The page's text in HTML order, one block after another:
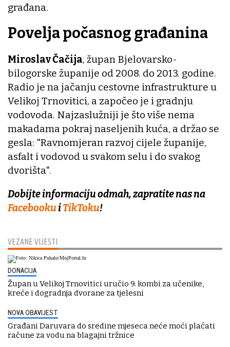
VEZANE VIJESTI
DONACIJA
Župan u Velikoj Trnovitici uručio 9. kombi za učenike,
kreće i dogradnja dvorane za tjelesni
NOVA OBAVIJEST
Građani Daruvara do sredine mjeseca neće moći plaćati
račune za vodu na blagajni tržnice
građana.
Povelja počasnog građanina
Miroslav Čačija, župan Bjelovarsko-
bilogorske županije od 2008. do 2013. godine.
Radio je na jačanju cestovne infrastrukture u
Velikoj Trnovitici, a započeo je i gradnju
vodovoda. Najzaslužniji je što više nema
makadama pokraj naseljenih kuća, a držao se
gesla: "Ravnomjeran razvoj cijele županije,
asfalt i vodovod u svakom selu i do svakog
dvorišta".
Dobijte informaciju odmah, zapratite nas na
FacebookuiTikToku!